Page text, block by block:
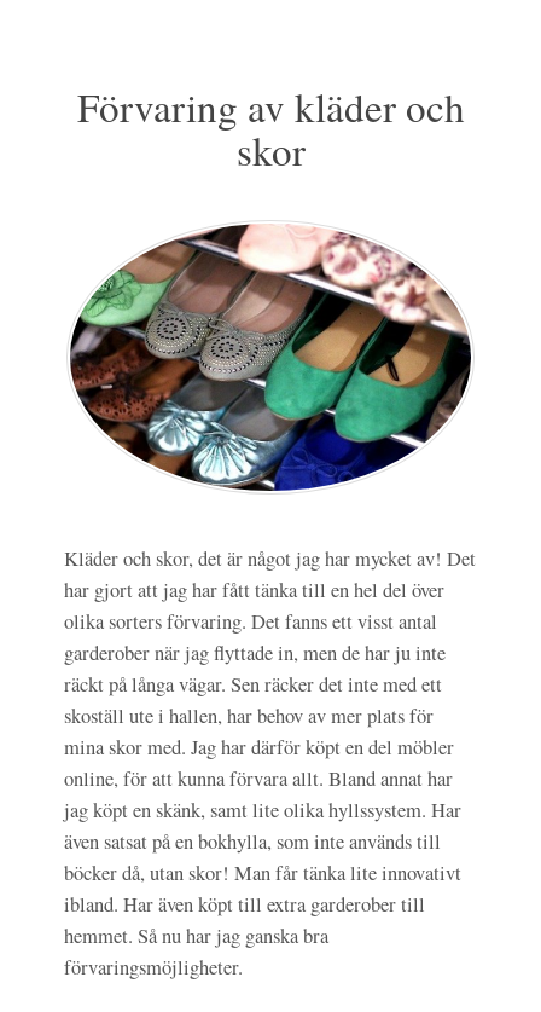
Förvaring av kläder och
skor
Kläder och skor, det är något jag har mycket av! Det
har gjort att jag har fått tänka till en hel del över
olika sorters förvaring. Det fanns ett visst antal
garderober när jag flyttade in, men de har ju inte
räckt på långa vägar. Sen räcker det inte med ett
skoställ ute i hallen, har behov av mer plats för
mina skor med. Jag har därför köpt en del möbler
online, för att kunna förvara allt. Bland annat har
jag köpt en skänk, samt lite olika hyllssystem. Har
även satsat på en bokhylla, som inte används till
böcker då, utan skor! Man får tänka lite innovativt
ibland. Har även köpt till extra garderober till
hemmet. Så nu har jag ganska bra
förvaringsmöjligheter.